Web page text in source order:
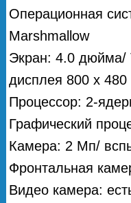
Операционная
Marshmallow
Экран: 4.0 дюйма/
дисплея 800 х 480
Процессор: 2-
Графический
Камера: 2 Мп/
Фронтальная
Видео камера: